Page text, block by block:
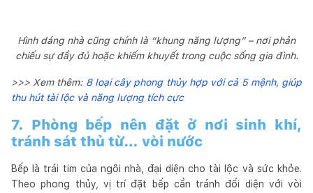
Hình dáng nhà cũng chính là “khung năng lượng” – nơi phản
chiếu sự đầy đủ hoặc khiếm khuyết trong cuộc sống gia đình.
>>> Xem thêm: 8 loại cây phong thủy hợp với cả 5 mệnh, giúp
thu hút tài lộc và năng lượng tích cực
7. Phòng bếp nên đặt ở nơi sinh khí,
tránh sát thủ từ… vòi nước
Bếp là trái tim của ngôi nhà, đại diện cho tài lộc và sức khỏe.
Theo phong thủy, vị trí đặt bếp cần tránh đối diện với vòi